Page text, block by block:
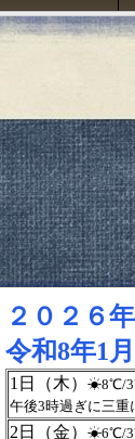
２０２６
令和8年1月
1日（木） ☀8℃/3℃
午後3時過ぎに三重
2日（金） ☀6℃/3℃